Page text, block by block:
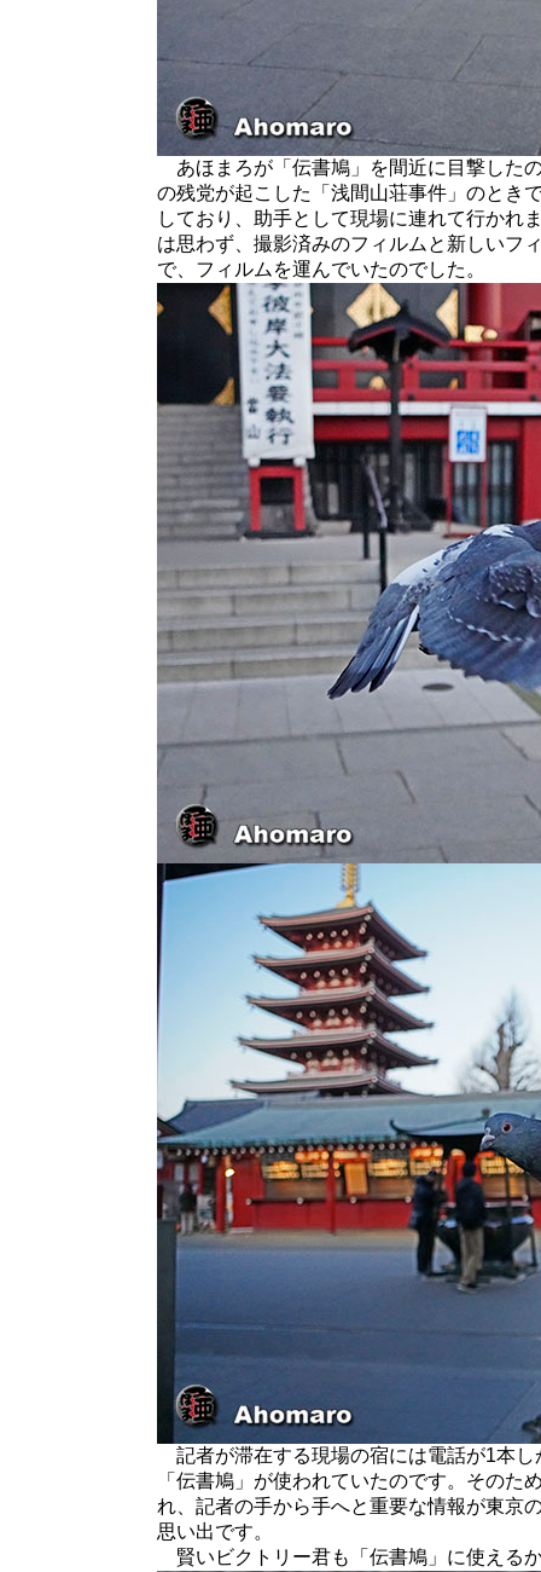
あほまろが「伝書鳩」を間近に目撃した
の残党が起こした「浅間山荘事件」のとき
しており、助手として現場に連れて行かれ
は思わず、撮影済みのフィルムと新しいフ
で、フィルムを運んでいたのでした。
記者が滞在する現場の宿には電話が1本
「伝書鳩」が使われていたのです。その
れ、記者の手から手へと重要な情報が東京
思い出です。
賢いビクトリー君も「伝書鳩」に使える